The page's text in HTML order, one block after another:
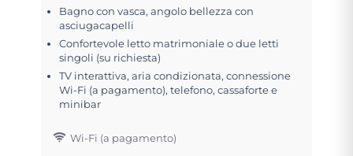
Bagno con vasca, angolo bellezza con
asciugacapelli
Confortevole letto matrimoniale o due letti
singoli (su richiesta)
TV interattiva, aria condizionata, connessione
Wi-Fi (a pagamento), telefono, cassaforte e
minibar
Wi-Fi (a pagamento)